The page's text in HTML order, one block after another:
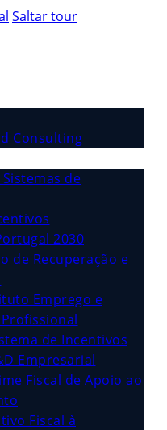
Saltar tour
Consulting
de
2030
de Recuperação e
Emprego e
de Incentivos
Empresarial
Fiscal de Apoio ao
Fiscal à